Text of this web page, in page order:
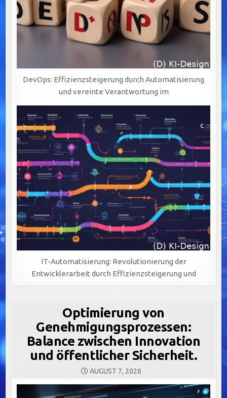
DevOps: Effizienzsteigerung durch Automatisierung
und vereinte Verantwortung im
IT-Automatisierung: Revolutionierung der
Entwicklerarbeit durch Effizienzsteigerung und
Optimierung von
Genehmigungsprozessen:
Balance zwischen Innovation
und öffentlicher Sicherheit.
AUGUST 7, 2026